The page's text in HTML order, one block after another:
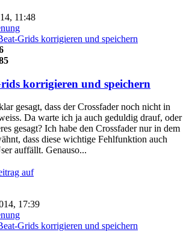
11:48
Grids korrigieren und speichern
korrigieren und speichern
gesagt, dass der Crossfader noch nicht in
Da warte ich ja auch geduldig drauf, oder
gesagt? Ich habe den Crossfader nur in dem
dass diese wichtige Fehlfunktion auch
auffällt. Genauso...
auf
17:39
Grids korrigieren und speichern